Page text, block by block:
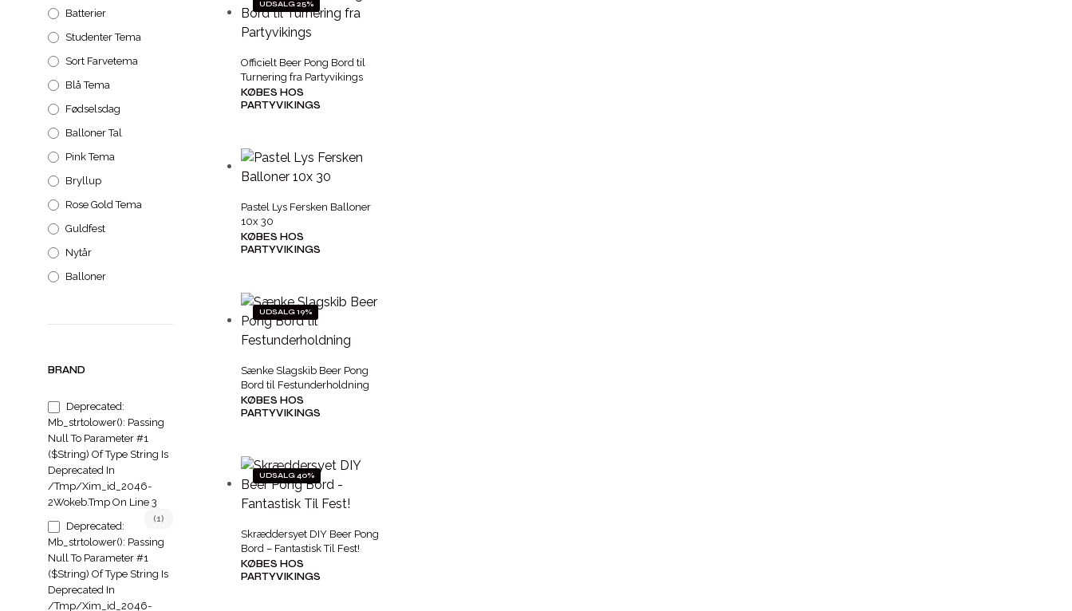
Batterier
Studenter Tema
Sort Farvetema
Blå Tema
Fødselsdag
Balloner Tal
Pink Tema
Bryllup
Rose Gold Tema
Guldfest
Nytår
Balloner
BRAND
Deprecated:
Mb_strtolower(): Passing
Null To Parameter #1
($string) Of Type String Is
Deprecated In
/tmp/xim_id_2046-
2Wokeb.tmp On Line 3
(1)
Deprecated:
Mb_strtolower(): Passing
Null To Parameter #1
($string) Of Type String Is
Deprecated In
/tmp/xim_id_2046-
UDSALG 25%
Officielt Beer Pong Bord til
Turnering fra Partyvikings
KØBES HOS
PARTYVIKINGS
Pastel Lys Fersken Balloner
10x 30
KØBES HOS
PARTYVIKINGS
UDSALG 19%
Sænke Slagskib Beer Pong
Bord til Festunderholdning
KØBES HOS
PARTYVIKINGS
UDSALG 40%
Skræddersyet DIY Beer Pong
Bord – Fantastisk Til Fest!
KØBES HOS
PARTYVIKINGS